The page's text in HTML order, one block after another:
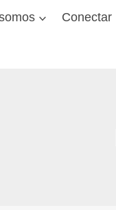
Conectar